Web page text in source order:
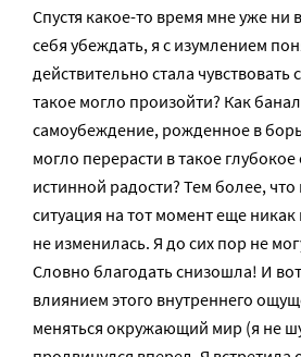
Спустя какое-то время мне уже
себя убеждать, я с изумлением
действительно стала чувствовать
такое могло произойти? Как
самоубеждение, рожденное в
могло перерасти в такое
истинной радости? Тем более,
ситуация на тот момент еще
не изменилась. Я до сих пор не
Словно благодать снизошла! И
влиянием этого внутреннего
меняться окружающий мир (я не